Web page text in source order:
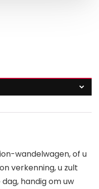
wandelwagen, of u
verkenning, u zult
handig om uw